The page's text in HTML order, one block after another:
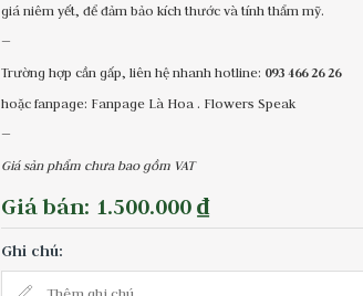
giá niêm yết, để đảm bảo kích thước và tính thẩm mỹ.
—
Trường hợp cần gấp, liên hệ nhanh hotline: 093 466 26 26
hoặc fanpage: Fanpage Là Hoa . Flowers Speak
—
Giá sản phẩm chưa bao gồm VAT
Giá bán: 1.500.000 ₫
Ghi chú: